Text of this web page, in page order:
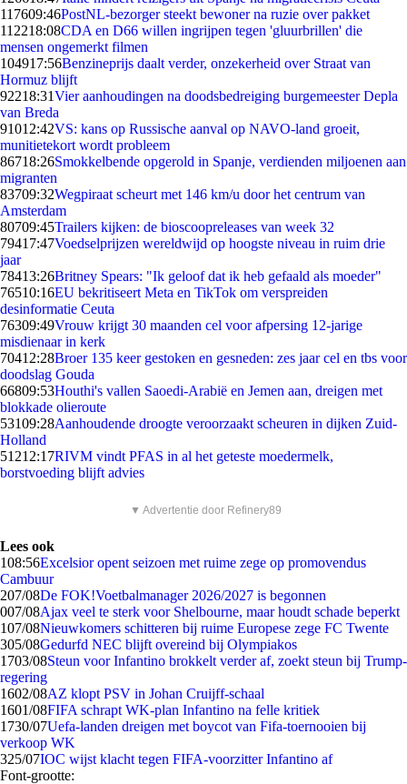
117609:46PostNL-bezorger steekt bewoner na ruzie over pakket
112218:08CDA en D66 willen ingrijpen tegen 'gluurbrillen' die
mensen ongemerkt filmen
104917:56Benzineprijs daalt verder, onzekerheid over Straat van
Hormuz blijft
92218:31Vier aanhoudingen na doodsbedreiging burgemeester Depla
van Breda
91012:42VS: kans op Russische aanval op NAVO-land groeit,
munitietekort wordt probleem
86718:26Smokkelbende opgerold in Spanje, verdienden miljoenen aan
migranten
83709:32Wegpiraat scheurt met 146 km/u door het centrum van
Amsterdam
80709:45Trailers kijken: de bioscoopreleases van week 32
79417:47Voedselprijzen wereldwijd op hoogste niveau in ruim drie
jaar
78413:26Britney Spears: "Ik geloof dat ik heb gefaald als moeder"
76510:16EU bekritiseert Meta en TikTok om verspreiden
desinformatie Ceuta
76309:49Vrouw krijgt 30 maanden cel voor afpersing 12-jarige
misdienaar in kerk
70412:28Broer 135 keer gestoken en gesneden: zes jaar cel en tbs voor
doodslag Gouda
66809:53Houthi's vallen Saoedi-Arabië en Jemen aan, dreigen met
blokkade olieroute
53109:28Aanhoudende droogte veroorzaakt scheuren in dijken Zuid-
Holland
51212:17RIVM vindt PFAS in al het geteste moedermelk,
borstvoeding blijft advies
▼ Advertentie door Refinery89
Lees ook
108:56Excelsior opent seizoen met ruime zege op promovendus
Cambuur
207/08De FOK!Voetbalmanager 2026/2027 is begonnen
007/08Ajax veel te sterk voor Shelbourne, maar houdt schade beperkt
107/08Nieuwkomers schitteren bij ruime Europese zege FC Twente
305/08Gedurfd NEC blijft overeind bij Olympiakos
1703/08Steun voor Infantino brokkelt verder af, zoekt steun bij Trump-
regering
1602/08AZ klopt PSV in Johan Cruijff-schaal
1601/08FIFA schrapt WK-plan Infantino na felle kritiek
1730/07Uefa-landen dreigen met boycot van Fifa-toernooien bij
verkoop WK
325/07IOC wijst klacht tegen FIFA-voorzitter Infantino af
Font-grootte: